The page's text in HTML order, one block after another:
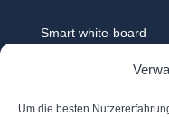
Um die besten
Smart white-board
Digitales whiteboard